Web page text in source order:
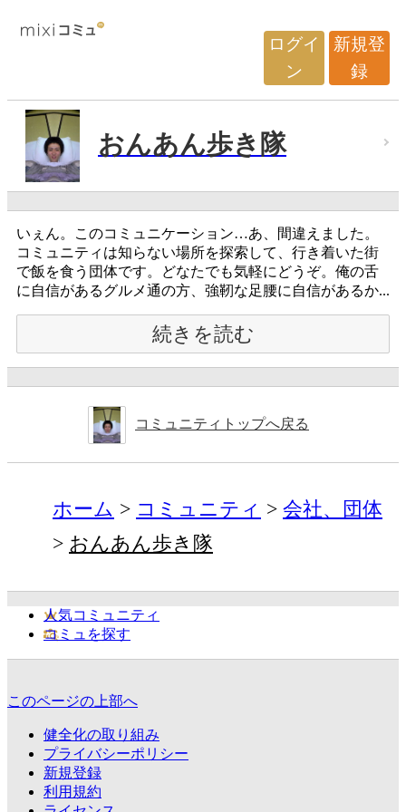
ログイ
ン
新規登
録
おんあん歩き隊
いぇん。このコミュニケーション…あ、間違えました。
コミュニティは知らない場所を探索して、行き着いた街
で飯を食う団体です。どなたでも気軽にどうぞ。俺の舌
に自信があるグルメ通の方、強靭な足腰に自信があるか...
続きを読む
コミュニティトップへ戻る
ホーム コミュニティ
会社、団体
おんあん歩き隊
人気コミュニティ
コミュを探す
このページの上部へ
健全化の取り組み
プライバシーポリシー
新規登録
利用規約